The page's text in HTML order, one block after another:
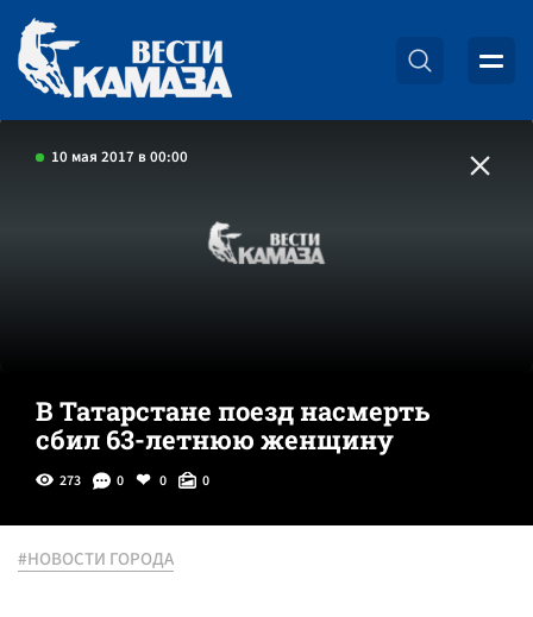
10 мая 2017 в 00:00
В Татарстане поезд насмерть
сбил 63-летнюю женщину
273 0 0 0
#НОВОСТИ ГОРОДА